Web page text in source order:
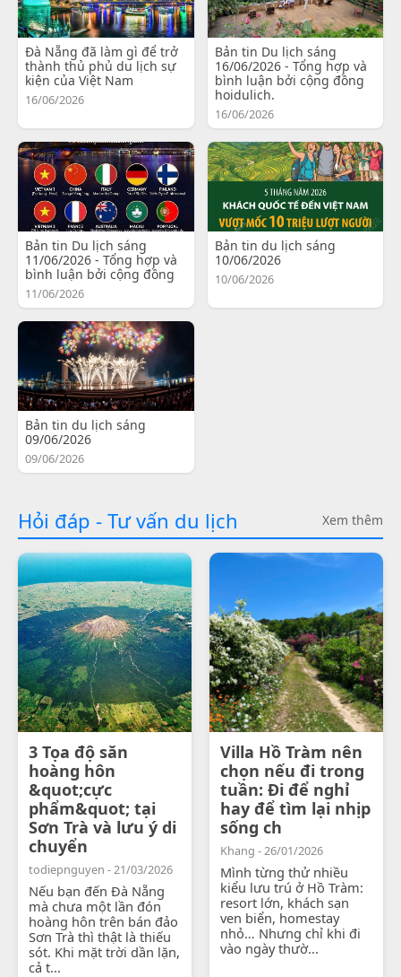
Đà Nẵng đã làm gì để trở
thành thủ phủ du lịch sự
kiện của Việt Nam
16/06/2026
Bản tin Du lịch sáng
16/06/2026 - Tổng hợp và
bình luận bởi cộng đồng
hoidulich.
16/06/2026
Bản tin Du lịch sáng
11/06/2026 - Tổng hợp và
bình luận bởi cộng đồng
11/06/2026
Bản tin du lịch sáng
10/06/2026
10/06/2026
Bản tin du lịch sáng
09/06/2026
09/06/2026
Hỏi đáp - Tư vấn du lịch Xem thêm
3 Tọa độ săn
hoàng hôn
&quot;cực
phẩm&quot; tại
Sơn Trà và lưu ý di
chuyển
todiepnguyen - 21/03/2026
Nếu bạn đến Đà Nẵng
mà chưa một lần đón
hoàng hôn trên bán đảo
Sơn Trà thì thật là thiếu
sót. Khi mặt trời dần lặn,
cả t...
Villa Hồ Tràm nên
chọn nếu đi trong
tuần: Đi để nghỉ
hay để tìm lại nhịp
sống ch
Khang - 26/01/2026
Mình từng thử nhiều
kiểu lưu trú ở Hồ Tràm:
resort lớn, khách sạn
ven biển, homestay
nhỏ… Nhưng chỉ khi đi
vào ngày thườ...